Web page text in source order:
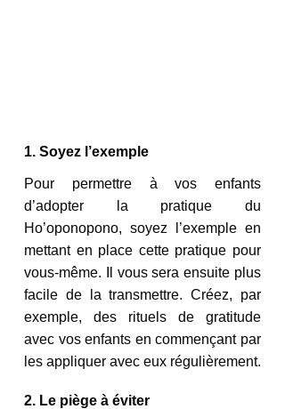
1. Soyez l’exemple
Pour permettre à vos enfants
d’adopter la pratique du
Ho’oponopono, soyez l’exemple en
mettant en place cette pratique pour
vous-même. Il vous sera ensuite plus
facile de la transmettre. Créez, par
exemple, des rituels de gratitude
avec vos enfants en commençant par
2. Le piège à éviter